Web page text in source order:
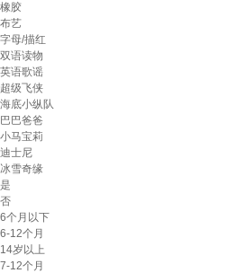
橡胶
布艺
字母/描红
双语读物
英语歌谣
超级飞侠
海底小纵队
巴巴爸爸
小马宝莉
迪士尼
冰雪奇缘
是
否
6个月以下
6-12个月
14岁以上
7-12个月